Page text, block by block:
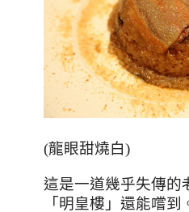
(龍眼甜燒白)
這是一道幾乎失傳的
「明皇樓」還能嚐到